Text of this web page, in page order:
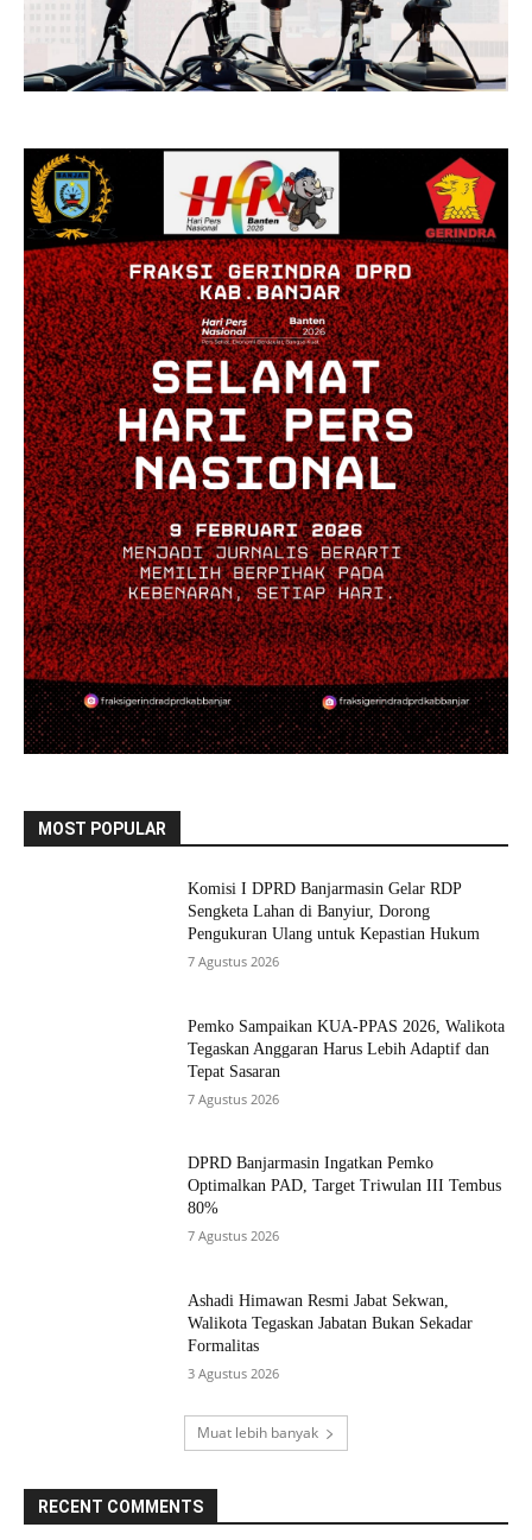
MOST POPULAR
Komisi I DPRD Banjarmasin Gelar RDP
Sengketa Lahan di Banyiur, Dorong
Pengukuran Ulang untuk Kepastian Hukum
7 Agustus 2026
Pemko Sampaikan KUA-PPAS 2026, Walikota
Tegaskan Anggaran Harus Lebih Adaptif dan
Tepat Sasaran
7 Agustus 2026
DPRD Banjarmasin Ingatkan Pemko
Optimalkan PAD, Target Triwulan III Tembus
80%
7 Agustus 2026
Ashadi Himawan Resmi Jabat Sekwan,
Walikota Tegaskan Jabatan Bukan Sekadar
Formalitas
3 Agustus 2026
Muat lebih banyak
RECENT COMMENTS